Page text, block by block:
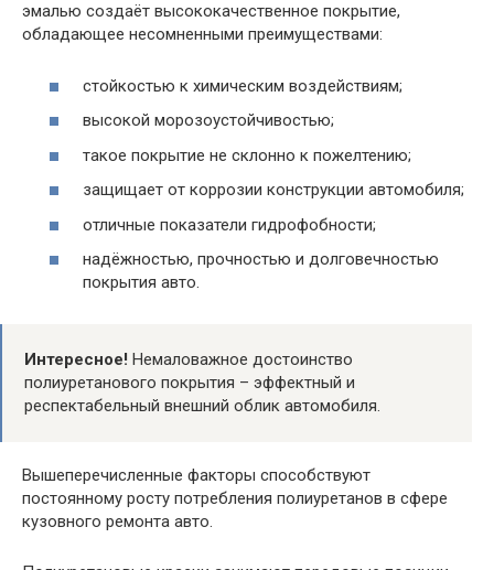
эмалью создаёт высококачественное покрытие,
обладающее несомненными преимуществами:
стойкостью к химическим воздействиям;
высокой морозоустойчивостью;
такое покрытие не склонно к пожелтению;
защищает от коррозии конструкции автомобиля;
отличные показатели гидрофобности;
надёжностью, прочностью и долговечностью
покрытия авто.
Интересное! Немаловажное достоинство
полиуретанового покрытия – эффектный и
респектабельный внешний облик автомобиля.
Вышеперечисленные факторы способствуют
постоянному росту потребления полиуретанов в сфере
кузовного ремонта авто.